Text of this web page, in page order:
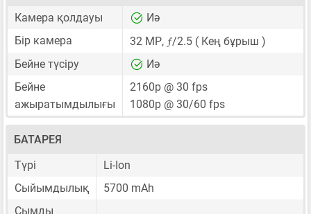
Камера қолдауы
Иә
Бір камера
32 MP, ƒ/2.5 ( Кең бұрыш )
Бейне түсіру
Иә
Бейне
ажыратымдылығы
2160p @ 30 fps
1080p @ 30/60 fps
БАТАРЕЯ
Түрі
Li-Ion
Сыйымдылық
5700 mAh
Сымды